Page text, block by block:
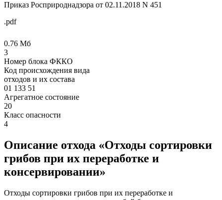
Приказ Росприроднадзора от 02.11.2018 N 451
.pdf
0.76 Мб
3
Номер блока ФККО
Код происхождения вида
отходов и их состава
01 133 51
Агрегатное состояние
20
Класс опасности
4
Описание отхода «Отходы сортировки
грибов при их переработке и
консервировании»
Отходы сортировки грибов при их переработке и